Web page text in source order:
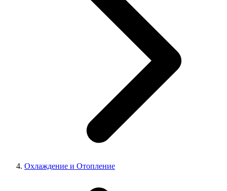
Охлаждение и Отопление